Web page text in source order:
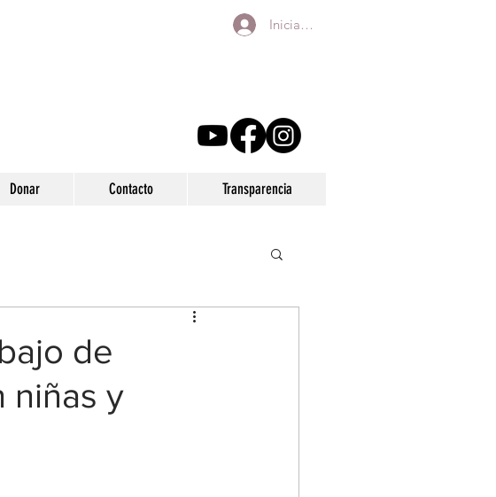
Iniciar sesión
Donar Contacto Transparencia
de
niñas y